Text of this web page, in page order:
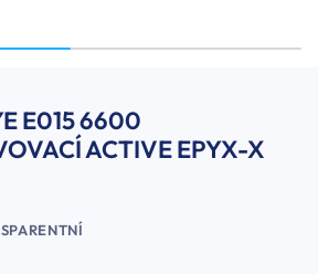
E015 6600
ACTIVE EPYX-X